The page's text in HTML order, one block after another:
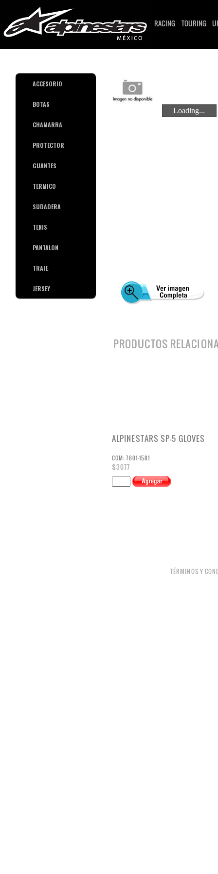
RACING TOURING
ACCESORIO
BOTAS
CHAMARRA
PROTECTOR
GUANTES
TERMICO
SUDADERA
TENIS
PANTALON
TRAJE
JERSEY
Loading...
Loading...
PRODUCTOS
ALPINESTARS SP-5 GLOVES
COM: 7601-1581
$3077
TÉRMINOS Y